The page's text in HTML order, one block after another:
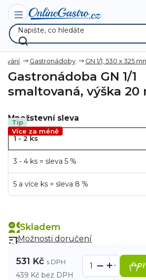
Přejít
obsah
Gastronádoby GN 1/1, 530 x 325
Gastronádoba GN 1/1
smaltovaná, výška 20
Tip
Více za méně
Skladem
Možnosti doručení
Množstevní sleva
1 - 2 ks
3 - 4 ks = sleva 5 %
5 a více ks = sleva 8 %
531 Kč
439 Kč bez DPH